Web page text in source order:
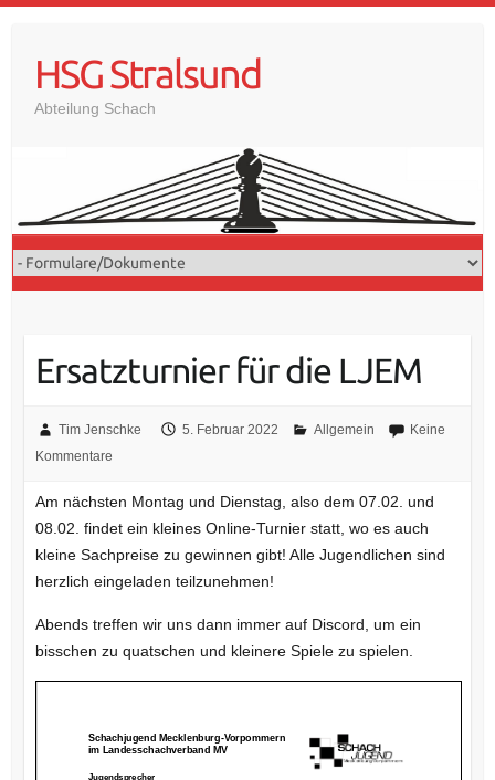
contentHSG Stralsund
Abteilung Schach
Ersatzturnier für die LJEM
Tim Jenschke 5. Februar 2022 Allgemein
Keine
Kommentare
Am nächsten Montag und Dienstag, also dem 07.02. und
08.02. findet ein kleines Online-Turnier statt, wo es auch
kleine Sachpreise zu gewinnen gibt! Alle Jugendlichen sind
herzlich eingeladen teilzunehmen!
Abends treffen wir uns dann immer auf Discord, um ein
bisschen zu quatschen und kleinere Spiele zu spielen.